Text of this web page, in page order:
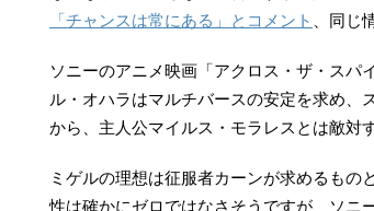
「チャンスは常にある」とコメント
、同じ
ソニーのアニメ映画「アクロス・ザ・スパ
ル・オハラはマルチバースの安定を求め、
から、主人公マイルス・モラレスとは敵対
ミゲルの理想は征服者カーンが求めるもの
性は確かにゼロではなさそうですが、ソニ